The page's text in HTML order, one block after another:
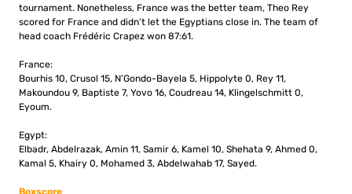
tournament. Nonetheless, France was the better team, Theo Rey
scored for France and didn’t let the Egyptians close in. The team of
head coach Frédéric Crapez won 87:61.
France:
Bourhis 10, Crusol 15, N’Gondo-Bayela 5, Hippolyte 0, Rey 11,
Makoundou 9, Baptiste 7, Yovo 16, Coudreau 14, Klingelschmitt 0,
Eyoum.
Egypt:
Elbadr, Abdelrazak, Amin 11, Samir 6, Kamel 10, Shehata 9, Ahmed 0,
Kamal 5, Khairy 0, Mohamed 3, Abdelwahab 17, Sayed.
Boxscore